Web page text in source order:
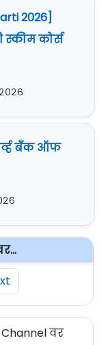
2026]
स्कीम कोर्स
बँक ऑफ
वर